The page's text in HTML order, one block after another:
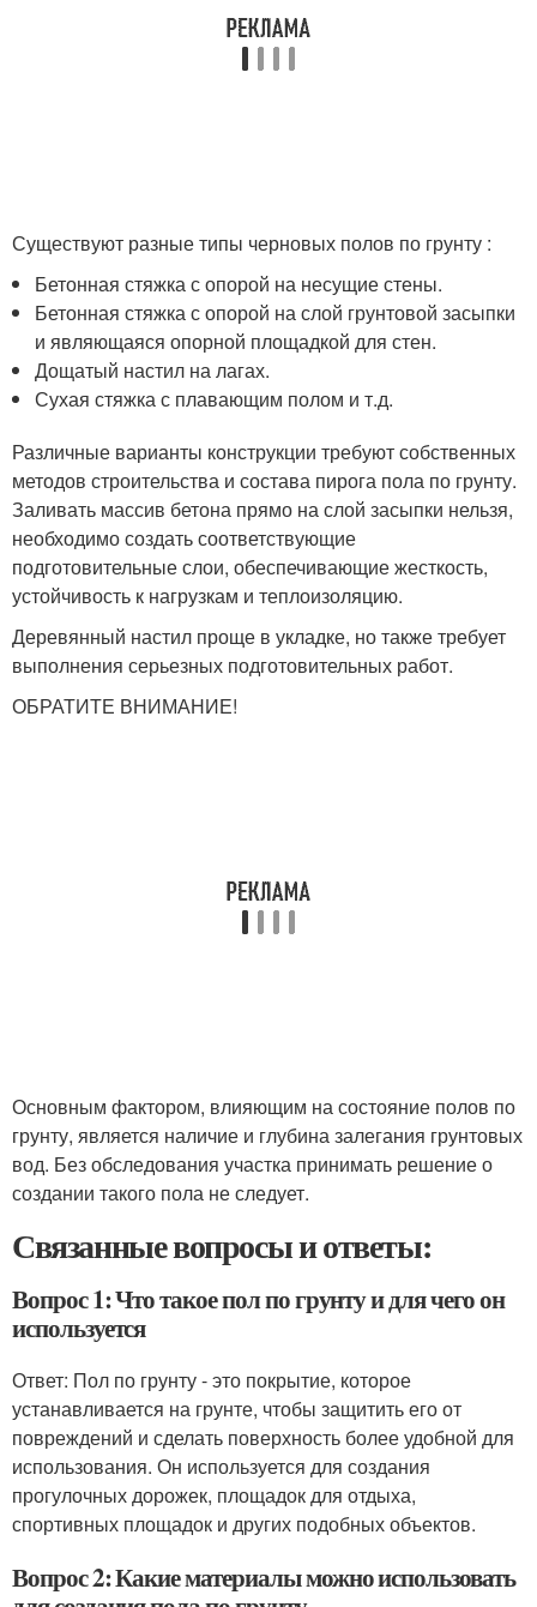
Существуют разные типы черновых полов по грунту :
Бетонная стяжка с опорой на несущие стены.
Бетонная стяжка с опорой на слой грунтовой засыпки
и являющаяся опорной площадкой для стен.
Дощатый настил на лагах.
Сухая стяжка с плавающим полом и т.д.
Различные варианты конструкции требуют собственных
методов строительства и состава пирога пола по грунту.
Заливать массив бетона прямо на слой засыпки нельзя,
необходимо создать соответствующие
подготовительные слои, обеспечивающие жесткость,
устойчивость к нагрузкам и теплоизоляцию.
Деревянный настил проще в укладке, но также требует
выполнения серьезных подготовительных работ.
ОБРАТИТЕ ВНИМАНИЕ!
Основным фактором, влияющим на состояние полов по
грунту, является наличие и глубина залегания грунтовых
вод. Без обследования участка принимать решение о
создании такого пола не следует.
Связанные вопросы и ответы:
Вопрос 1: Что такое пол по грунту и для чего он
используется
Ответ: Пол по грунту - это покрытие, которое
устанавливается на грунте, чтобы защитить его от
повреждений и сделать поверхность более удобной для
использования. Он используется для создания
прогулочных дорожек, площадок для отдыха,
спортивных площадок и других подобных объектов.
Вопрос 2: Какие материалы можно использовать